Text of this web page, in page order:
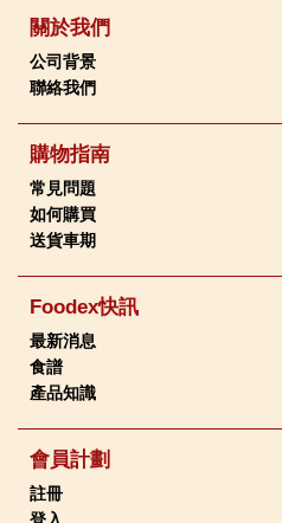
關於我們
公司背景
聯絡我們
購物指南
常見問題
如何購買
送貨車期
Foodex快訊
最新消息
食譜
產品知識
會員計劃
註冊